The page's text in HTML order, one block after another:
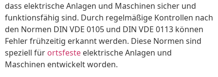
dass elektrische Anlagen und Maschinen sicher und
funktionsfähig sind. Durch regelmäßige Kontrollen nach
den Normen DIN VDE 0105 und DIN VDE 0113 können
Fehler frühzeitig erkannt werden. Diese Normen sind
speziell für ortsfeste elektrische Anlagen und
Maschinen entwickelt worden.